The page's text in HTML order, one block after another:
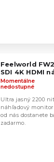
Feelworld
SDI 4K HDMI
Momentálne
nedostupné
Ultra jasný 2200
náhľadový
od nás dostanete
zadarmo.